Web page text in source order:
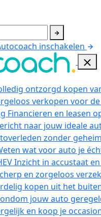
inschakelen
ontzorgd kopen
verkopen voor
Financieren en leasen
naar jouw ideale
zonder
wat voor auto je
Inzicht in accustaat
en zorgeloos
kopen uit het
jouw auto
en koop je